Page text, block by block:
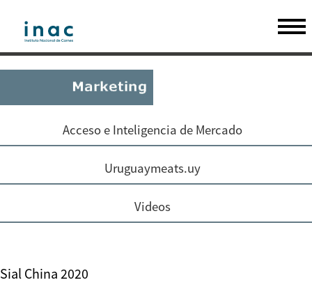
Acceso e Inteligencia de Mercado
Uruguaymeats.uy
Videos
Sial China 2020